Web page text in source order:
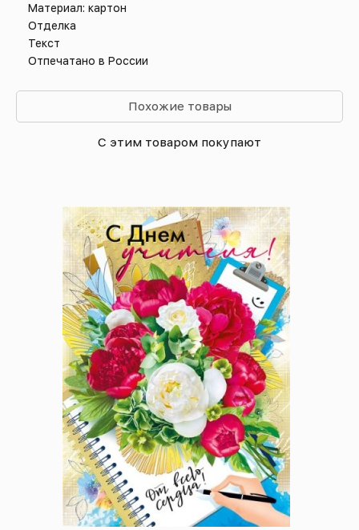
Материал: картон
Отделка
Текст
Отпечатано в России
Похожие товары
С этим товаром покупают